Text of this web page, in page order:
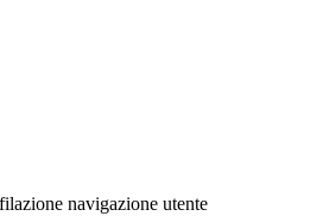
navigazione utente